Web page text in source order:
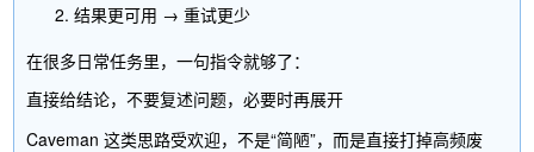
结果更可用 → 重试更少
在很多日常任务里，一句指令就够了：
Caveman 这类思路受欢迎，不是“简陋”，而是直接打掉高频废